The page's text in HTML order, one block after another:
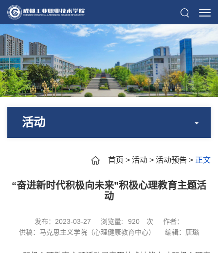
活动
首页 > 活动 > 活动预告 > 正文
“奋进新时代积极向未来”积极心理教育主题活
动
发布：2023-03-27 浏览量: 920 次
作者：
供稿：马克思主义学院（心理健康教育中心）
编辑：唐璐